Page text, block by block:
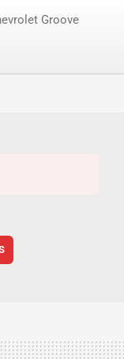
Groove